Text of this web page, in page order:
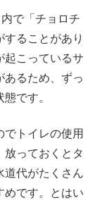
で「チョロチ
することがあり
起こっているサ
あるため、ずっ
です。
トイレの使用
放っておくとタ
道代がたくさん
めです。とはい